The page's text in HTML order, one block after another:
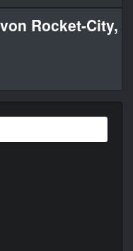
Rocket-City,